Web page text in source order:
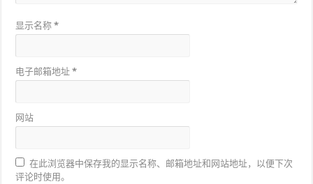
显示名称*
电子邮箱地址*
网站
在此浏览器中保存我的显示名称、邮箱地址和网站地址，以便下次
评论时使用。